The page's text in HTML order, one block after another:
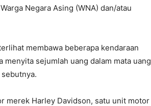
Negara Asing (WNA) dan/atau
membawa beberapa kendaraan
sejumlah uang dalam mata uang
sebutnya.
merek Harley Davidson, satu unit motor